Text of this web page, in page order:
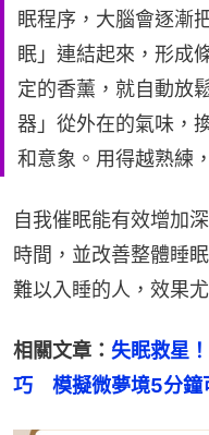
眠程序，大腦會逐漸
眠」連結起來，形成
定的香薰，就自動放
器」從外在的氣味，
和意象。用得越熟練
自我催眠能有效增加
時間，並改善整體睡
難以入睡的人，效果
相關文章： 失眠救星
巧　模擬微夢境5分鐘